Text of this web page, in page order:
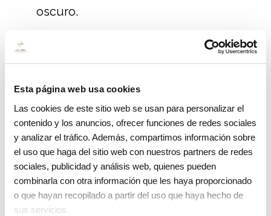
Esta página web usa cookies
Las cookies de este sitio web se usan para personalizar el
contenido y los anuncios, ofrecer funciones de redes sociales
y analizar el tráfico. Además, compartimos información sobre
el uso que haga del sitio web con nuestros partners de redes
sociales, publicidad y análisis web, quienes pueden
combinarla con otra información que les haya proporcionado
o que hayan recopilado a partir del uso que haya hecho de
sus servicios.
oscuro.
Soluciones para los dientes amarillos
medios que harán recuperar un color
propio de laestética dental:
En primer lugar, la limpieza profesional es
muy importante. De esta manera, se acabará
con el sarro, dejando los dientes y las
encías más sanas. Con esta limpieza, el